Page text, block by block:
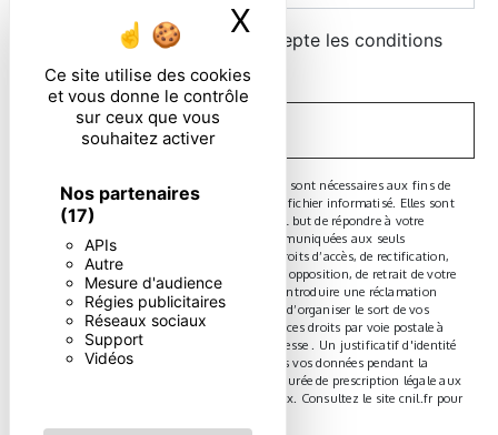
Ce site utilise des cookies
et vous donne le contrôle
sur ceux que vous
souhaitez activer
Nos partenaires
(17)
APIs
Autre
Mesure d'audience
Régies publicitaires
Réseaux sociaux
Support
Vidéos
X Masquer le
En cochant cette case, j'accepte les conditions
particulières ci-dessous **
ENVOYER
** Les données personnelles communiquées sont nécessaires aux fins de
vous contacter et sont enregistrées dans un fichier informatisé. Elles sont
destinées à et ses sous-traitants dans le seul but de répondre à votre
message. Les données collectées seront communiquées aux seuls
destinataires suivants: . Vous disposez de droits d’accès, de rectification,
d’effacement, de portabilité, de limitation, d’opposition, de retrait de votre
consentement à tout moment et du droit d’introduire une réclamation
auprès d’une autorité de contrôle, ainsi que d’organiser le sort de vos
données post-mortem. Vous pouvez exercer ces droits par voie postale à
l'adresse ou par courrier électronique à l'adresse . Un justificatif d'identité
pourra vous être demandé. Nous conservons vos données pendant la
période de prise de contact puis pendant la durée de prescription légale aux
fins probatoires et de gestion des contentieux. Consultez le site cnil.fr pour